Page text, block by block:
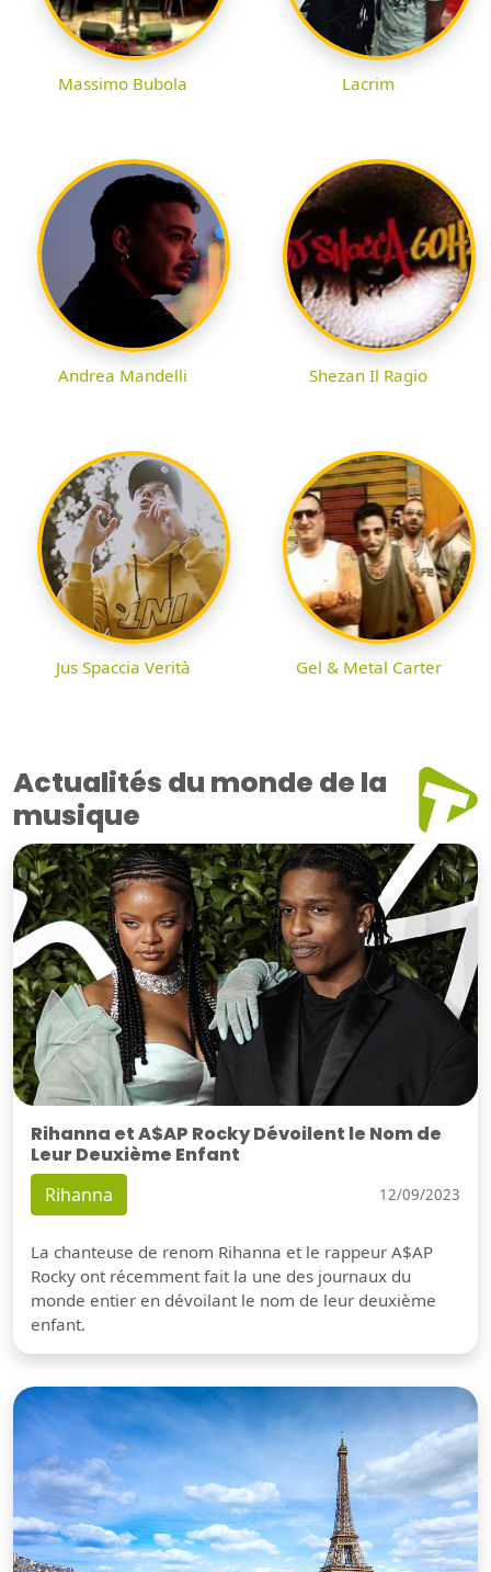
Massimo Bubola Lacrim
Andrea Mandelli Shezan Il Ragio
Jus Spaccia Verità Gel & Metal Carter
Actualités du monde de la
musique
Rihanna et A$AP Rocky Dévoilent le Nom de
Leur Deuxième Enfant
Rihanna 12/09/2023
La chanteuse de renom Rihanna et le rappeur A$AP
Rocky ont récemment fait la une des journaux du
monde entier en dévoilant le nom de leur deuxième
enfant.